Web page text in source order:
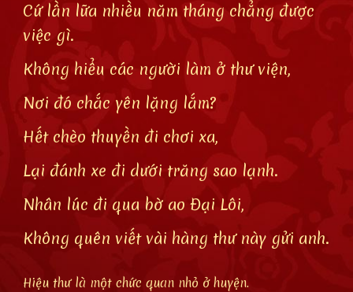
Cứ lần lữa nhiều năm tháng chẳng được
việc gì.
Không hiểu các người làm ở thư viện,
Nơi đó chắc yên lặng lắm?
Hết chèo thuyền đi chơi xa,
Lại đánh xe đi dưới trăng sao lạnh.
Nhân lúc đi qua bờ ao Đại Lôi,
Không quên viết vài hàng thư này gửi anh.
Hiệu thư là một chức quan nhỏ ở huyện.